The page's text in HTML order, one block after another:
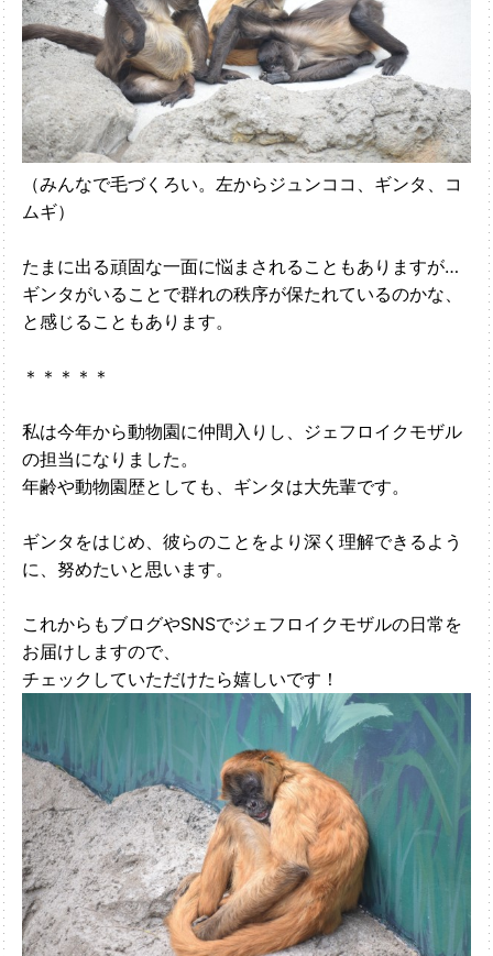
（みんなで毛づくろい。左からジュンココ、ギンタ、コ
ムギ）
たまに出る頑固な一面に悩まされることもありますが…
ギンタがいることで群れの秩序が保たれているのかな、
と感じることもあります。
＊＊＊＊＊
私は今年から動物園に仲間入りし、ジェフロイクモザル
の担当になりました。
年齢や動物園歴としても、ギンタは大先輩です。
ギンタをはじめ、彼らのことをより深く理解できるよう
に、努めたいと思います。
これからもブログやSNSでジェフロイクモザルの日常を
お届けしますので、
チェックしていただけたら嬉しいです！